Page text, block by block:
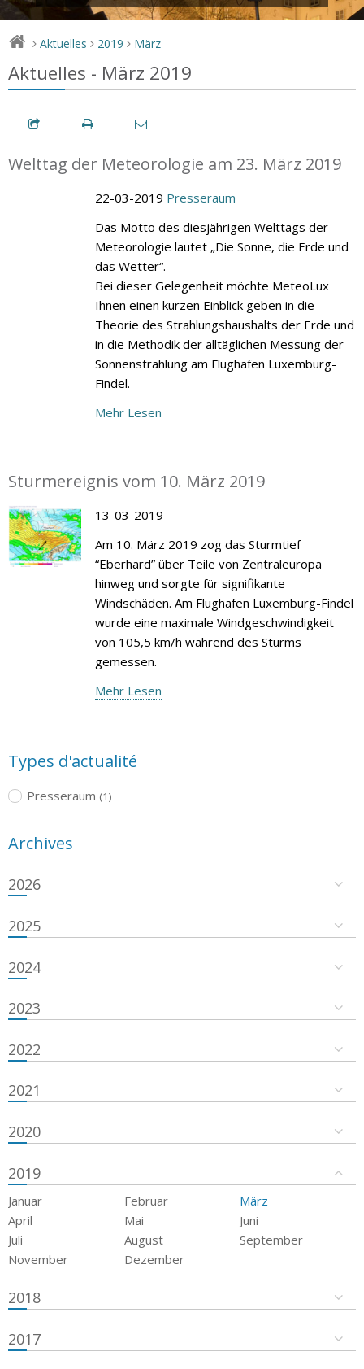
> Aktuelles > 2019 > März
Aktuelles - März 2019
Welttag der Meteorologie am 23. März 2019
22-03-2019 Presseraum
Das Motto des diesjährigen Welttags der
Meteorologie lautet „Die Sonne, die Erde und
das Wetter“.
Bei dieser Gelegenheit möchte MeteoLux
Ihnen einen kurzen Einblick geben in die
Theorie des Strahlungshaushalts der Erde und
in die Methodik der alltäglichen Messung der
Sonnenstrahlung am Flughafen Luxemburg-
Findel.
Mehr Lesen
Sturmereignis vom 10. März 2019
13-03-2019
Am 10. März 2019 zog das Sturmtief
“Eberhard” über Teile von Zentraleuropa
hinweg und sorgte für signifikante
Windschäden. Am Flughafen Luxemburg-Findel
wurde eine maximale Windgeschwindigkeit
von 105,5 km/h während des Sturms
gemessen.
Mehr Lesen
Types d'actualité
Presseraum (1)
Archives
2026
2025
2024
2023
2022
2021
2020
2019
Januar Februar
März
April
Mai
Juni
Juli
August
September
November
Dezember
2018
2017